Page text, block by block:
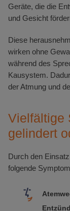
Geräte, die die
und Gesicht
Diese
wirken ohne
während des
Kausystem.
der Atmung und
Vielfältige
gelindert
Durch den
folgende